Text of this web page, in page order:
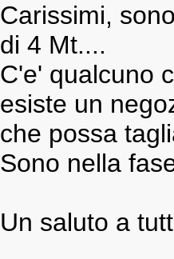
Carissimi,
di 4 Mt....
C'e' qualcuno
esiste un
che possa
Sono nella
Un saluto a